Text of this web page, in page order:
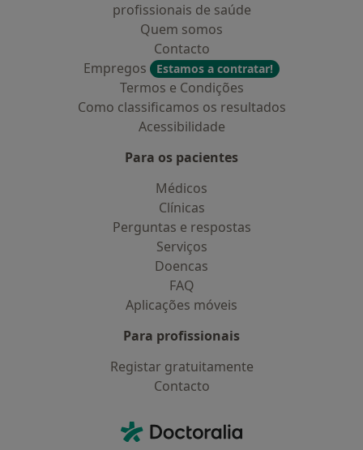
profissionais de saúde
Quem somos
Contacto
Empregos
Estamos a contratar!
Termos e Condições
Como classificamos os resultados
Acessibilidade
Para os pacientes
Médicos
Clínicas
Perguntas e respostas
Serviços
Doencas
FAQ
Aplicações móveis
Para profissionais
Registar gratuitamente
Contacto
Doctoralia - Homepage